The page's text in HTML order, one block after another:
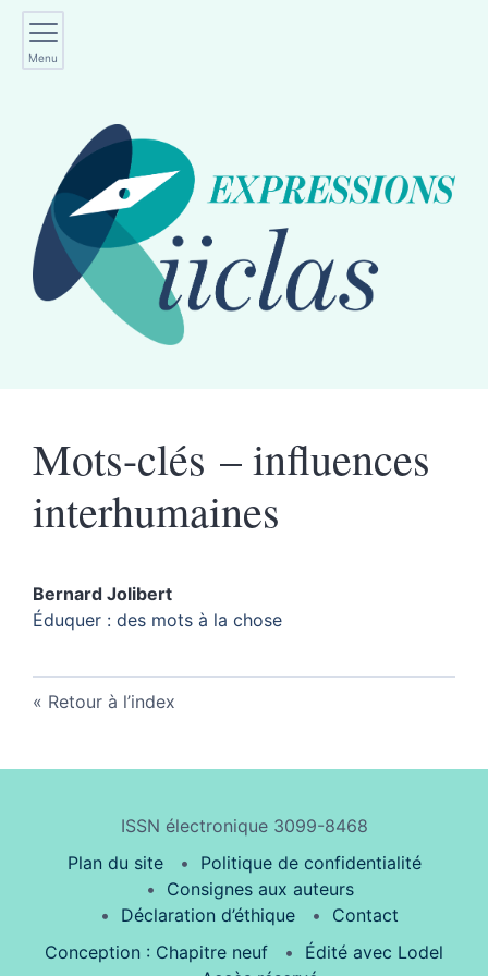
Menu
Mots-clés – influences
interhumaines
Bernard Jolibert
Éduquer : des mots à la chose
Retour à l’index
ISSN électronique 3099-8468
Plan du site
Politique de confidentialité
Consignes aux auteurs
Déclaration d’éthique
Contact
Conception : Chapitre neuf
Édité avec Lodel